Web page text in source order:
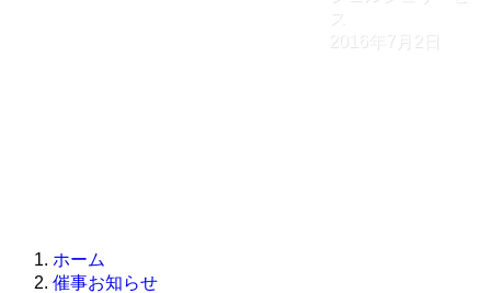
ス
2016年7月2日
ホーム
催事お知らせ